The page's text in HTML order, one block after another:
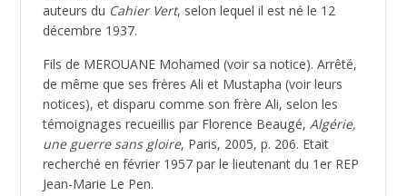
auteurs du Cahier Vert, selon lequel il est né le 12
décembre 1937.
Fils de MEROUANE Mohamed (voir sa notice). Arrêté,
de même que ses frères Ali et Mustapha (voir leurs
notices), et disparu comme son frère Ali, selon les
témoignages recueillis par Florence Beaugé, Algérie,
une guerre sans gloire, Paris, 2005, p. 206. Etait
recherché en février 1957 par le lieutenant du 1er REP
Jean-Marie Le Pen.